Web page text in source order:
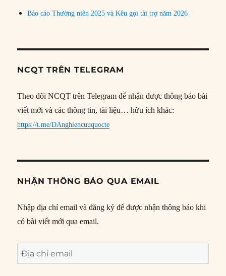
Báo cáo Thường niên 2025 và Kêu gọi tài trợ năm 2026
NCQT TRÊN TELEGRAM
Theo dõi NCQT trên Telegram để nhận được thông báo bài
viết mới và các thông tin, tài liệu… hữu ích khác:
https://t.me/DAnghiencuuquocte
NHẬN THÔNG BÁO QUA EMAIL
Nhập địa chỉ email và đăng ký để được nhận thông báo khi
có bài viết mới qua email.
Địa
chỉ